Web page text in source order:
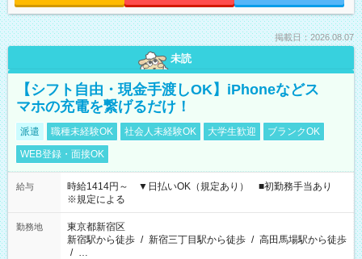
掲載日：2026.08.07
未読
【シフト自由・現金手渡しOK】iPhoneなどス
マホの充電を繋げるだけ！
派遣 職種未経験OK 社会人未経験OK 大学生歓迎
ブランクOK
WEB登録・面接OK
給与
時給1414円～ ▼日払いOK（規定あり） ■初勤務手当あり
※規定による
勤務地
東京都新宿区
新宿駅から徒歩 / 新宿三丁目駅から徒歩 / 高田馬場駅から徒歩
/ …